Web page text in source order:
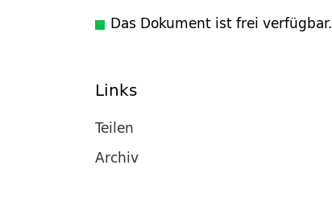
Das Dokument ist frei verfügbar.
Links
Teilen
Archiv